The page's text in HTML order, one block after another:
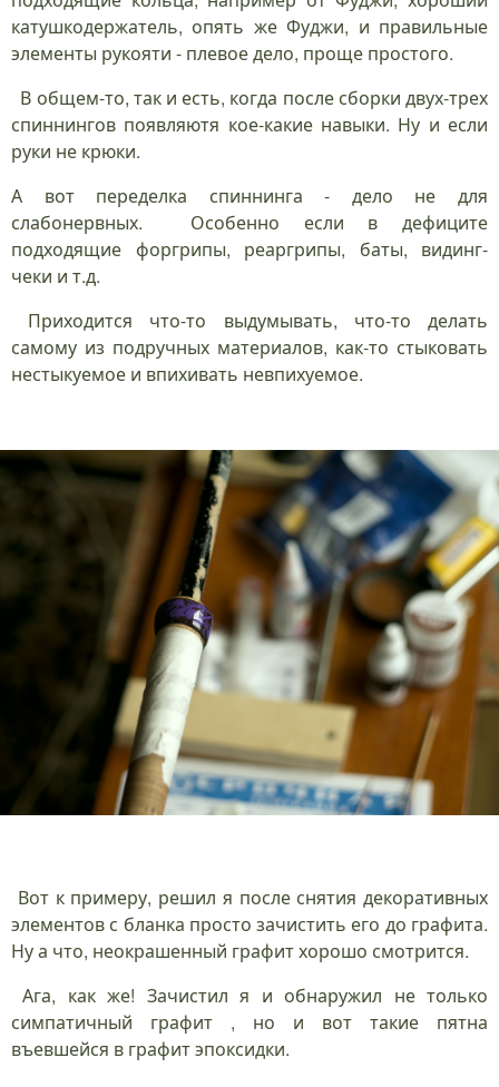
катушкодержатель, опять же Фуджи, и правильные
элементы рукояти - плевое дело, проще простого.
В общем-то, так и есть, когда после сборки двух-трех
спиннингов появляютя кое-какие навыки. Ну и если
руки не крюки.
А вот переделка спиннинга - дело не для
слабонервных. Особенно если в дефиците
подходящие форгрипы, реаргрипы, баты, видинг-
чеки и т.д.
Приходится что-то выдумывать, что-то делать
самому из подручных материалов, как-то стыковать
нестыкуемое и впихивать невпихуемое.
Вот к примеру, решил я после снятия декоративных
элементов с бланка просто зачистить его до графита.
Ну а что, неокрашенный графит хорошо смотрится.
Ага, как же! Зачистил я и обнаружил не только
симпатичный графит , но и вот такие пятна
въевшейся в графит эпоксидки.